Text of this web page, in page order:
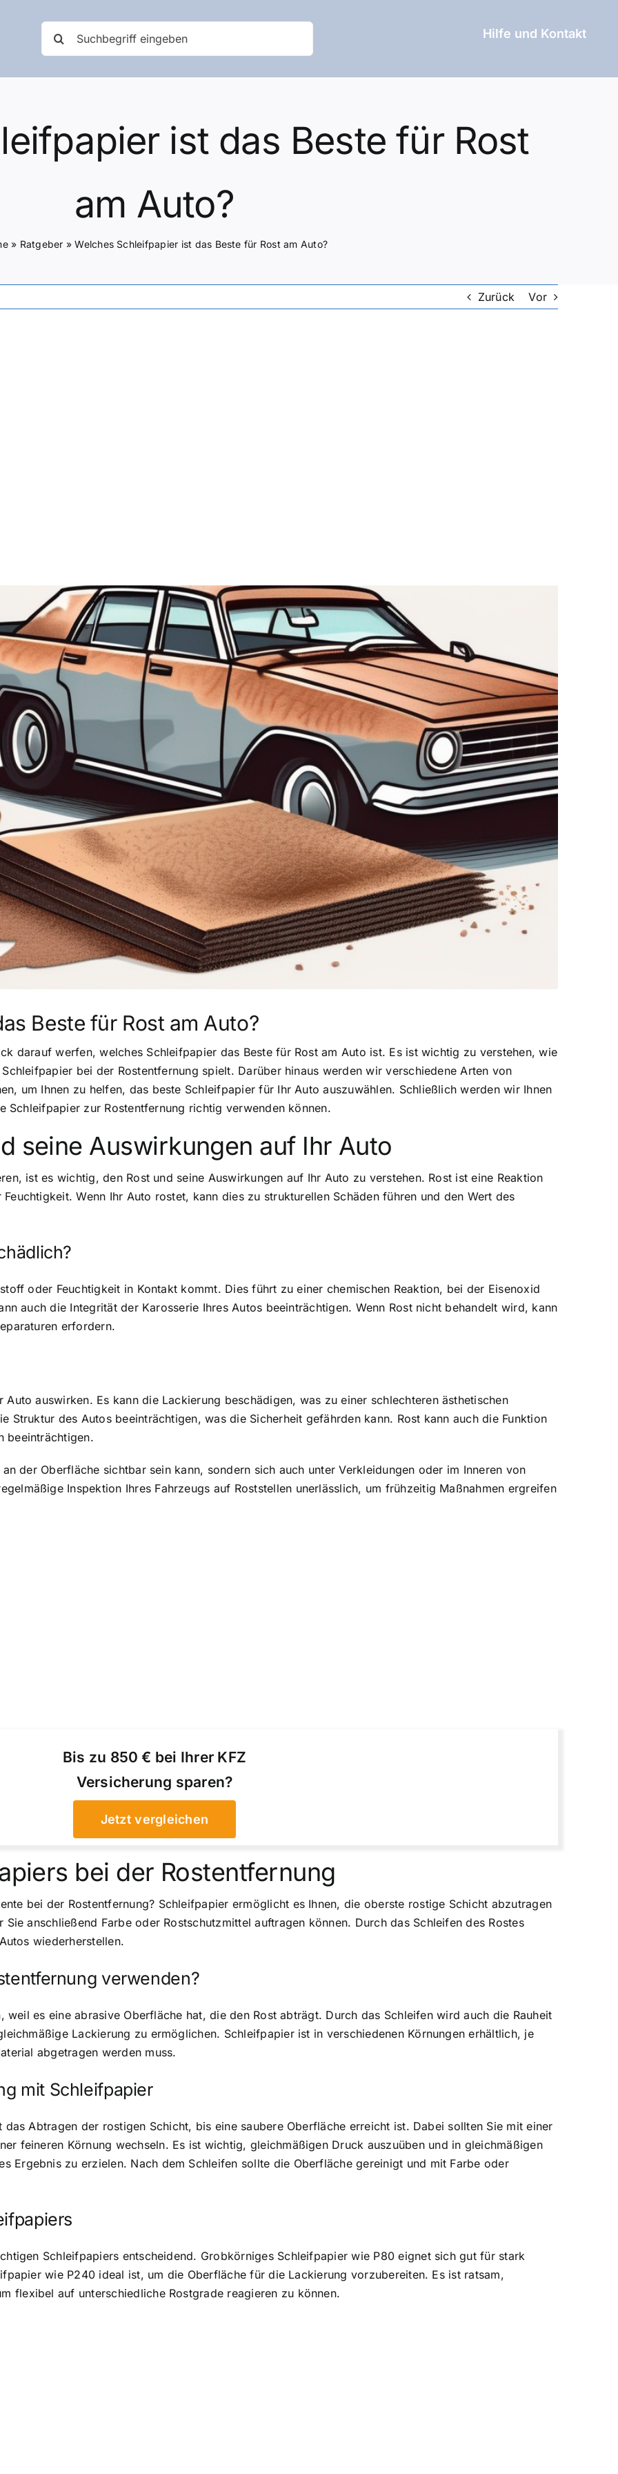
nach:
Hilfe und Kontakt
ist das Beste für Rost
am Auto?
» Ratgeber »Welches Schleifpapier ist das Beste für Rost am Auto?
Zurück Vor
Beste für Rost am Auto?
darauf werfen, welches Schleifpapier das Beste für Rost am Auto ist. Es ist wichtig zu verstehen, wie
bei der Rostentfernung spielt. Darüber hinaus werden wir verschiedene Arten von
um Ihnen zu helfen, das beste Schleifpapier für Ihr Auto auszuwählen. Schließlich werden wir Ihnen
Schleifpapier zur Rostentfernung richtig verwenden können.
seine Auswirkungen auf Ihr Auto
ist es wichtig, den Rost und seine Auswirkungen auf Ihr Auto zu verstehen. Rost ist eine Reaktion
Wenn Ihr Auto rostet, kann dies zu strukturellen Schäden führen und den Wert des
oder Feuchtigkeit in Kontakt kommt. Dies führt zu einer chemischen Reaktion, bei der Eisenoxid
auch die Integrität der Karosserie Ihres Autos beeinträchtigen. Wenn Rost nicht behandelt wird, kann
erfordern.
auswirken. Es kann die Lackierung beschädigen, was zu einer schlechteren ästhetischen
Struktur des Autos beeinträchtigen, was die Sicherheit gefährden kann. Rost kann auch die Funktion
beeinträchtigen.
der Oberfläche sichtbar sein kann, sondern sich auch unter Verkleidungen oder im Inneren von
Inspektion Ihres Fahrzeugs auf Roststellen unerlässlich, um frühzeitig Maßnahmen ergreifen
Bis zu 850 € bei Ihrer KFZ
Versicherung sparen?
Jetzt vergleichen
bei der Rostentfernung
bei der Rostentfernung? Schleifpapier ermöglicht es Ihnen, die oberste rostige Schicht abzutragen
anschließend Farbe oder Rostschutzmittel auftragen können. Durch das Schleifen des Rostes
wiederherstellen.
verwenden?
es eine abrasive Oberfläche hat, die den Rost abträgt. Durch das Schleifen wird auch die Rauheit
Lackierung zu ermöglichen. Schleifpapier ist in verschiedenen Körnungen erhältlich, je
abgetragen werden muss.
mit Schleifpapier
Abtragen der rostigen Schicht, bis eine saubere Oberfläche erreicht ist. Dabei sollten Sie mit einer
feineren Körnung wechseln. Es ist wichtig, gleichmäßigen Druck auszuüben und in gleichmäßigen
Ergebnis zu erzielen. Nach dem Schleifen sollte die Oberfläche gereinigt und mit Farbe oder
Schleifpapiers entscheidend. Grobkörniges Schleifpapier wie P80 eignet sich gut für stark
wie P240 ideal ist, um die Oberfläche für die Lackierung vorzubereiten. Es ist ratsam,
flexibel auf unterschiedliche Rostgrade reagieren zu können.